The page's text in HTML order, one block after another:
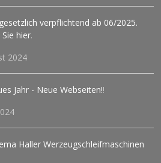
verpflichtend ab 06/2025.
hier.
2024
Jahr - Neue Webseiten!!
Haller Werzeugschleifmaschinen